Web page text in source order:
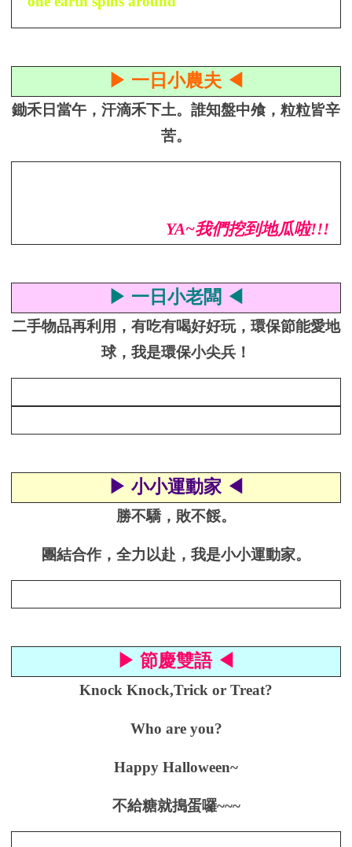
▶ 一日小農夫 ◀
鋤禾日當午，汗滴禾下土。誰知盤中飧，粒粒皆辛
苦。
YA~我們挖到地瓜啦!!!
▶ 一日小老闆 ◀
二手物品再利用，有吃有喝好好玩，環保節能愛地
球，我是環保小尖兵！
▶ 小小運動家 ◀
勝不驕，敗不餒。
團結合作，全力以赴，我是小小運動家。
▶ 節慶雙語 ◀
Knock Knock,Trick or Treat?
Who are you?
Happy Halloween~
不給糖就搗蛋囉~~~